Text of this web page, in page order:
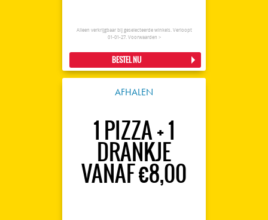
Alleen verkrijgbaar bij geselecteerde winkels. Verloopt
01-01-27. Voorwaarden >
BESTEL NU
AFHALEN
1 PIZZA + 1
DRANKJE
VANAF €8,00